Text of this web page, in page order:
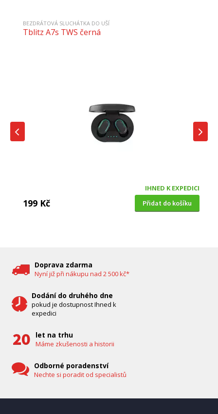
BEZDRÁTOVÁ SLUCHÁTKA DO UŠÍ
Tblitz A7s TWS černá
IHNED K EXPEDICI
199 Kč Přidat do košíku
Doprava zdarma
Nyní již při nákupu nad 2 500 kč*
Dodání do druhého dne
pokud je dostupnost Ihned k
expedici
let na trhu
Máme zkušenosti a historii
Odborné poradenství
Nechte si poradit od specialistů